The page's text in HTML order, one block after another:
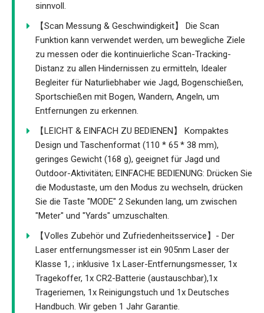
sinnvoll.
【Scan Messung & Geschwindigkeit】 Die Scan
Funktion kann verwendet werden, um bewegliche Ziele
zu messen oder die kontinuierliche Scan-Tracking-
Distanz zu allen Hindernissen zu ermitteln, Idealer
Begleiter für Naturliebhaber wie Jagd, Bogenschießen,
Sportschießen mit Bogen, Wandern, Angeln, um
Entfernungen zu erkennen.
【LEICHT & EINFACH ZU BEDIENEN】 Kompaktes
Design und Taschenformat (110 * 65 * 38 mm),
geringes Gewicht (168 g), geeignet für Jagd und
Outdoor-Aktivitäten; EINFACHE BEDIENUNG: Drücken Sie
die Modustaste, um den Modus zu wechseln, drücken
Sie die Taste "MODE" 2 Sekunden lang, um zwischen
"Meter" und "Yards" umzuschalten.
【Volles Zubehör und Zufriedenheitsservice】- Der
Laser entfernungsmesser ist ein 905nm Laser der
Klasse 1, ; inklusive 1x Laser-Entfernungsmesser, 1x
Tragekoffer, 1x CR2-Batterie (austauschbar),1x
Trageriemen, 1x Reinigungstuch und 1x Deutsches
Handbuch. Wir geben 1 Jahr Garantie.